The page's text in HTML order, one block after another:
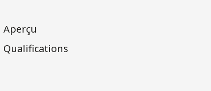
Aperçu
Qualifications